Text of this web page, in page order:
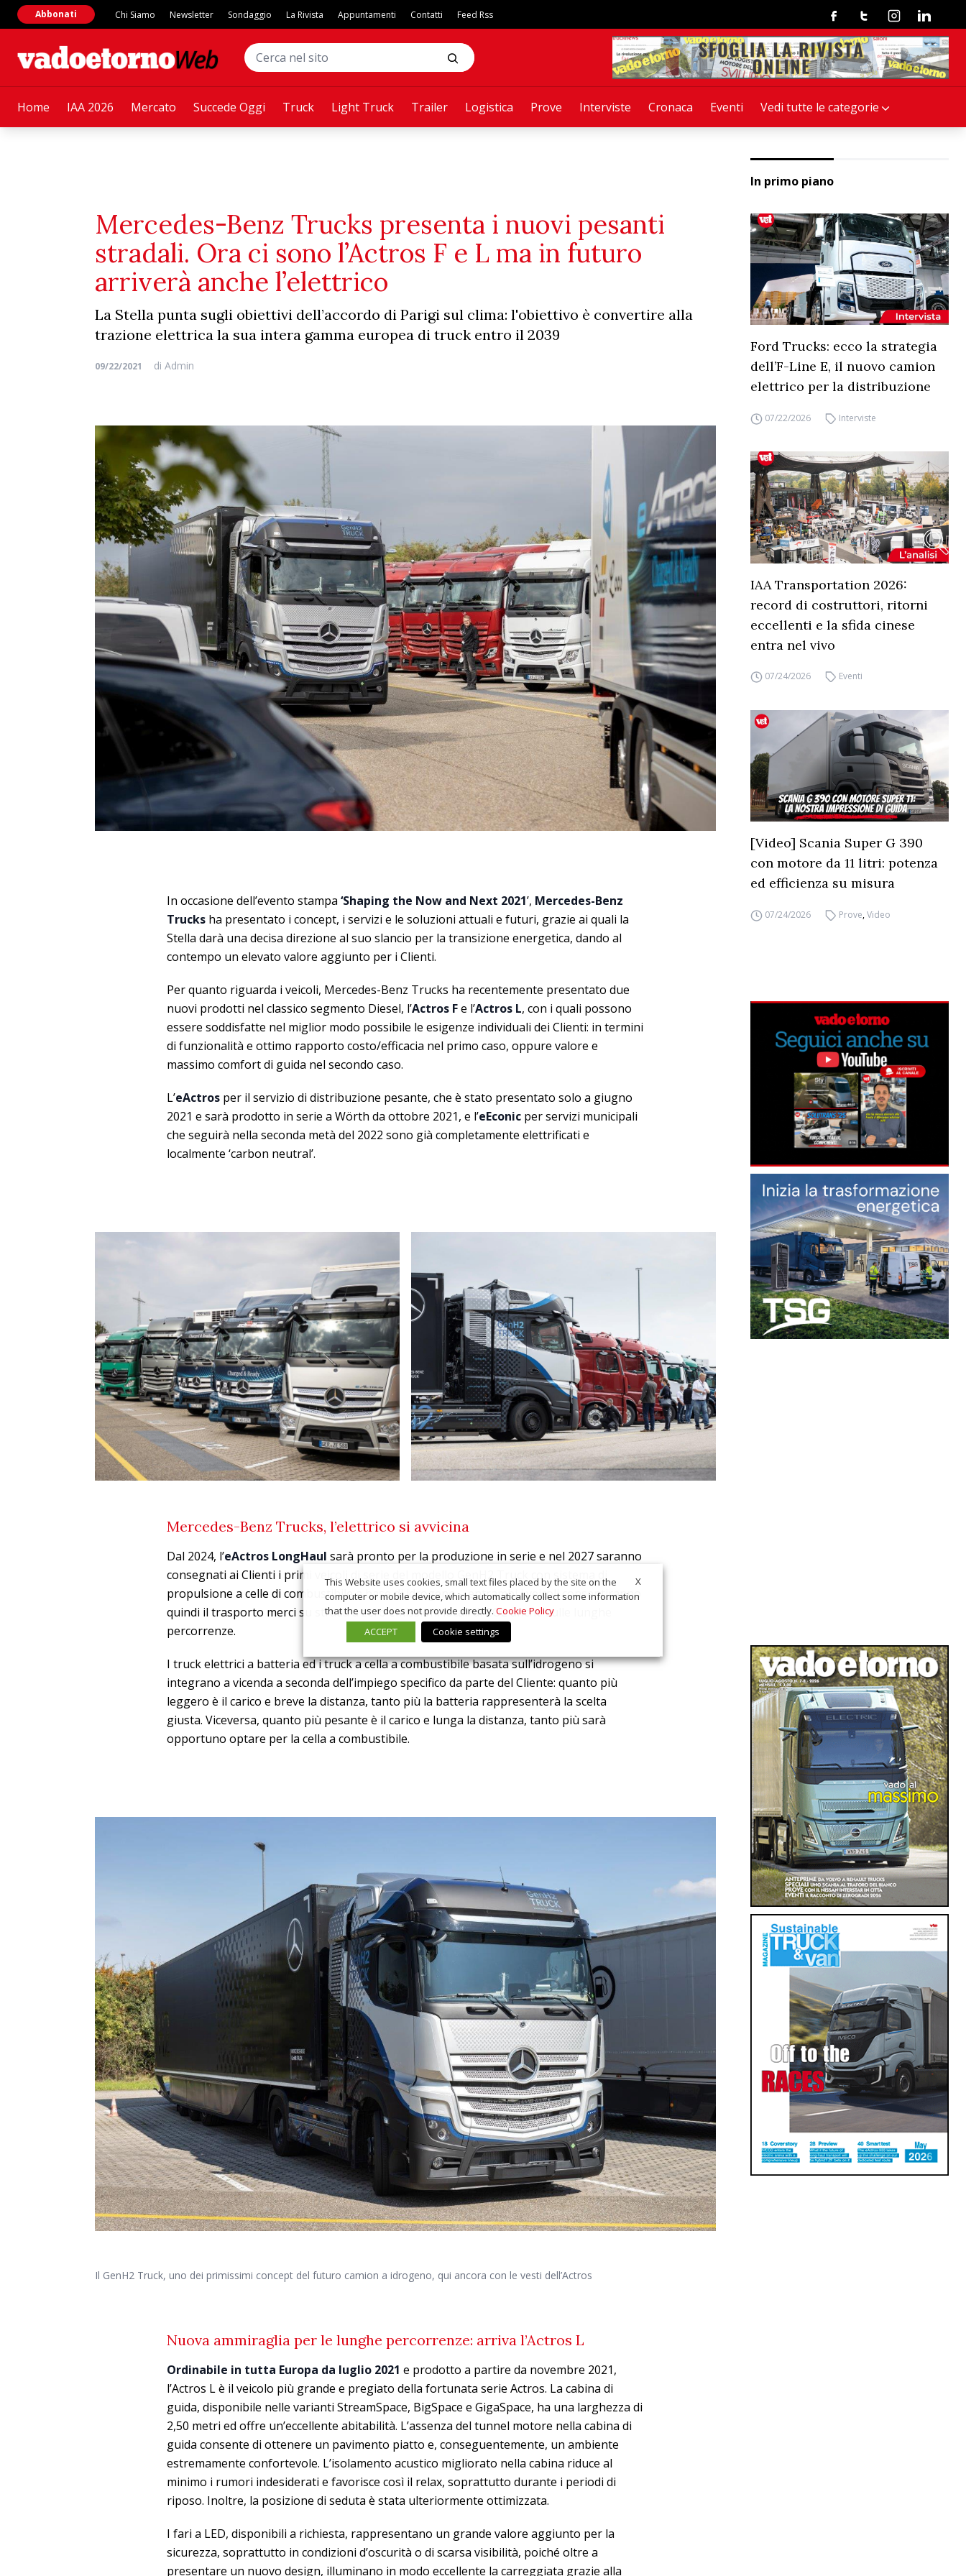
Home IAA 2026 Mercato Succede Oggi Truck Light Truck Trailer Logistica Prove Interviste Cronaca Eventi Vedi tutte le categorie
Abbonati Chi Siamo Newsletter Sondaggio La Rivista Appuntamenti Contatti Feed Rss FacebookTwitterInstagramLinkedin
Mercedes-Benz Trucks presenta i nuovi pesanti
stradali. Ora ci sono l’Actros F e L ma in futuro
arriverà anche l’elettrico
La Stella punta sugli obiettivi dell’accordo di Parigi sul clima: l'obiettivo è convertire alla
trazione elettrica la sua intera gamma europea di truck entro il 2039
09/22/2021 di Admin
In occasione dell’evento stampa ‘Shaping the Now and Next 2021’, Mercedes-Benz
Trucks ha presentato i concept, i servizi e le soluzioni attuali e futuri, grazie ai quali la
Stella darà una decisa direzione al suo slancio per la transizione energetica, dando al
contempo un elevato valore aggiunto per i Clienti.
Per quanto riguarda i veicoli, Mercedes-Benz Trucks ha recentemente presentato due
nuovi prodotti nel classico segmento Diesel, l’Actros Fe l’Actros L, con i quali possono
essere soddisfatte nel miglior modo possibile le esigenze individuali dei Clienti: in termini
di funzionalità e ottimo rapporto costo/efficacia nel primo caso, oppure valore e
massimo comfort di guida nel secondo caso.
L’eActros per il servizio di distribuzione pesante, che è stato presentato solo a giugno
2021 e sarà prodotto in serie a Wörth da ottobre 2021, e l’eEconic per servizi municipali
che seguirà nella seconda metà del 2022 sono già completamente elettrificati e
localmente ‘carbon neutral’.
Mercedes-Benz Trucks, l’elettrico si avvicina
Dal 2024, l’eActros LongHaul sarà pronto per la produzione in serie e nel 2027 saranno
consegnati ai Clienti i primi veicoli di serie del modello GenH2 Truck con sistema di
propulsione a celle di combustibile a base di idrogeno – entrambi i veicoli consentiranno
quindi il trasporto merci su strada a zero emissioni locali di CO2 anche sulle lunghe
percorrenze.
I truck elettrici a batteria ed i truck a cella a combustibile basata sull’idrogeno si
integrano a vicenda a seconda dell’impiego specifico da parte del Cliente: quanto più
leggero è il carico e breve la distanza, tanto più la batteria rappresenterà la scelta
giusta. Viceversa, quanto più pesante è il carico e lunga la distanza, tanto più sarà
opportuno optare per la cella a combustibile.
Il GenH2 Truck, uno dei primissimi concept del futuro camion a idrogeno, qui ancora con le vesti dell’Actros
Nuova ammiraglia per le lunghe percorrenze: arriva l’Actros L
Ordinabile in tutta Europa da luglio 2021 e prodotto a partire da novembre 2021,
l’Actros L è il veicolo più grande e pregiato della fortunata serie Actros. La cabina di
guida, disponibile nelle varianti StreamSpace, BigSpace e GigaSpace, ha una larghezza di
2,50 metri ed offre un’eccellente abitabilità. L’assenza del tunnel motore nella cabina di
guida consente di ottenere un pavimento piatto e, conseguentemente, un ambiente
estremamente confortevole. L’isolamento acustico migliorato nella cabina riduce al
minimo i rumori indesiderati e favorisce così il relax, soprattutto durante i periodi di
riposo. Inoltre, la posizione di seduta è stata ulteriormente ottimizzata.
I fari a LED, disponibili a richiesta, rappresentano un grande valore aggiunto per la
sicurezza, soprattutto in condizioni d’oscurità o di scarsa visibilità, poiché oltre a
presentare un nuovo design, illuminano in modo eccellente la carreggiata grazie alla
In primo piano
Ford Trucks: ecco la strategia
dell’F-Line E, il nuovo camion
elettrico per la distribuzione
07/22/2026 Interviste
IAA Transportation 2026:
record di costruttori, ritorni
eccellenti e la sfida cinese
entra nel vivo
07/24/2026 Eventi
[Video] Scania Super G 390
con motore da 11 litri: potenza
ed efficienza su misura
07/24/2026 Prove,Video
X
This Website uses cookies, small text files placed by the site on the
computer or mobile device, which automatically collect some information
that the user does not provide directly. Cookie Policy
ACCEPT
Cookie settings